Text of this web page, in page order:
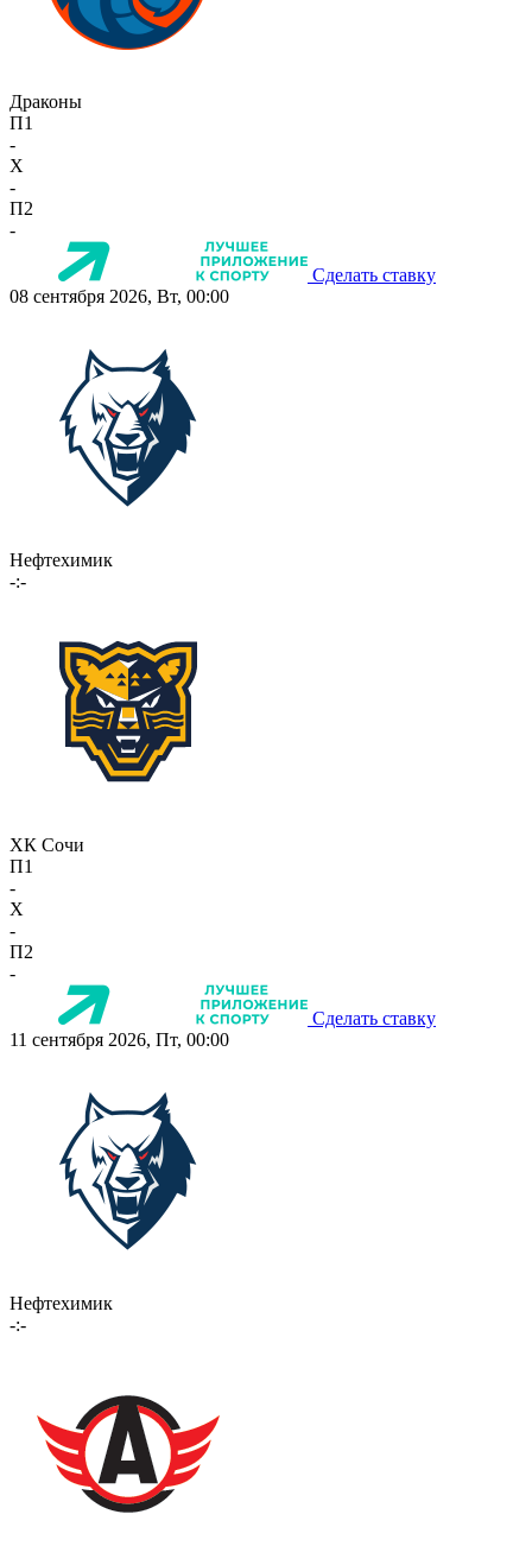
Драконы
П1
-
X
-
П2
-
Сделать ставку
08 сентября 2026, Вт, 00:00
Нефтехимик
-:-
ХК Сочи
П1
-
X
-
П2
-
Сделать ставку
11 сентября 2026, Пт, 00:00
Нефтехимик
-:-